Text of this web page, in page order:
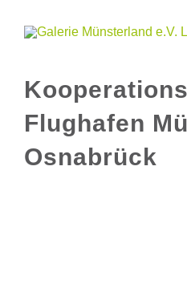
Inhalt
Flughafen
Osnabrück
Zeige